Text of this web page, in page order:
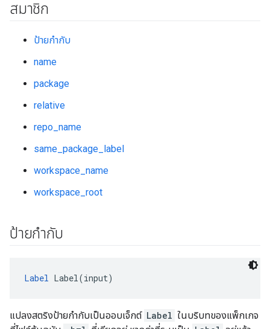
สมาชิก
ป้ายกำกับ
name
package
relative
repo_name
same_package_label
workspace_name
workspace_root
ป้ายกำกับ
Label Label(input)
แปลงสตริงป้ายกำกับเป็นออบเจ็กต์ Label ในบริบทของแพ็กเกจ